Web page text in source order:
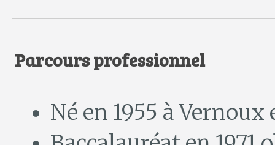
Parcours professionnel
Né en 1955 à Vernoux